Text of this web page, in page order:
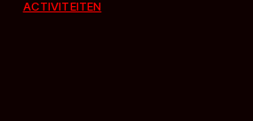
ACTIVITEITEN